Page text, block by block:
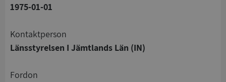
1975-01-01
Kontaktperson
Länsstyrelsen I Jämtlands Län (IN)
Fordon